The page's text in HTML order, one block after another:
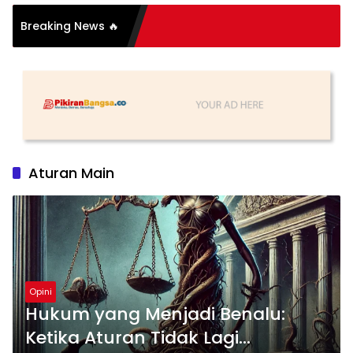
Breaking News 🔥
Aturan Main
Opini
Hukum yang Menjadi Benalu:
Ketika Aturan Tidak Lagi